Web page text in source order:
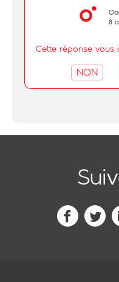
8
Cette réponse vous
NON